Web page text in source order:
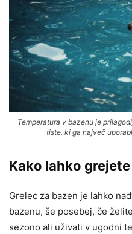
Temperatura v bazenu je
tiste, ki ga največ
Kako lahko
Grelec za bazen je lahko
bazenu, še posebej, če
sezono ali uživati v ugodni